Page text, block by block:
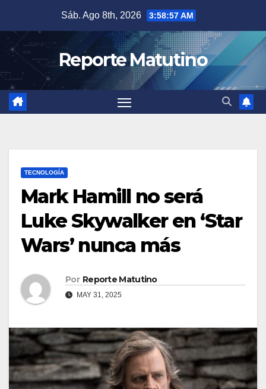
contenido
Sáb. Ago 8th, 2026 3:58:58 AM
Reporte Matutino
TECNOLOGÍA
Mark Hamill no será
Luke Skywalker en ‘Star
Wars’ nunca más
Por Reporte Matutino
MAY 31, 2025